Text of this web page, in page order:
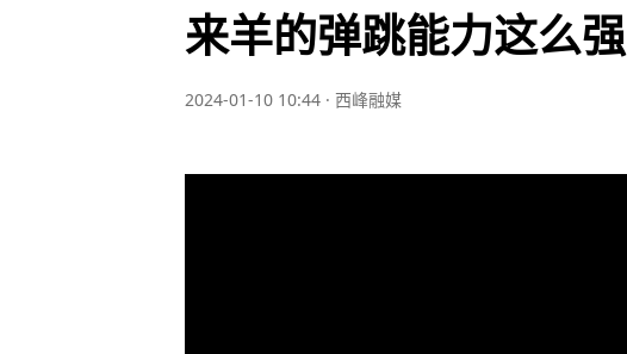
来羊的弹跳能力这么强
2024-01-10 10:44 · 西峰融媒